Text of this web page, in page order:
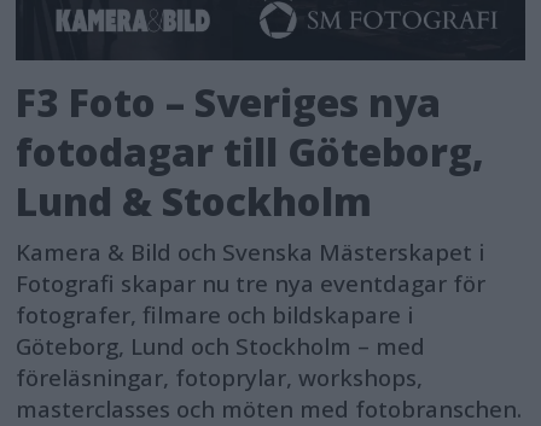
F3 Foto – Sveriges nya
fotodagar till Göteborg,
Lund & Stockholm
Kamera & Bild och Svenska Mästerskapet i
Fotografi skapar nu tre nya eventdagar för
fotografer, filmare och bildskapare i
Göteborg, Lund och Stockholm – med
föreläsningar, fotoprylar, workshops,
masterclasses och möten med fotobranschen.